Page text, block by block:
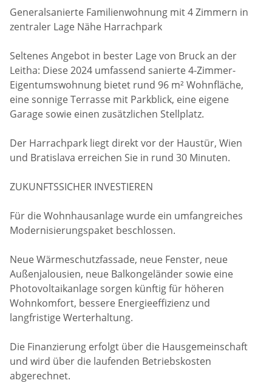
Generalsanierte Familienwohnung mit 4 Zimmern in
zentraler Lage Nähe Harrachpark
Seltenes Angebot in bester Lage von Bruck an der
Leitha: Diese 2024 umfassend sanierte 4-Zimmer-
Eigentumswohnung bietet rund 96 m² Wohnfläche,
eine sonnige Terrasse mit Parkblick, eine eigene
Garage sowie einen zusätzlichen Stellplatz.
Der Harrachpark liegt direkt vor der Haustür, Wien
und Bratislava erreichen Sie in rund 30 Minuten.
ZUKUNFTSSICHER INVESTIEREN
Für die Wohnhausanlage wurde ein umfangreiches
Modernisierungspaket beschlossen.
Neue Wärmeschutzfassade, neue Fenster, neue
Außenjalousien, neue Balkongeländer sowie eine
Photovoltaikanlage sorgen künftig für höheren
Wohnkomfort, bessere Energieeffizienz und
langfristige Werterhaltung.
Die Finanzierung erfolgt über die Hausgemeinschaft
und wird über die laufenden Betriebskosten
abgerechnet.